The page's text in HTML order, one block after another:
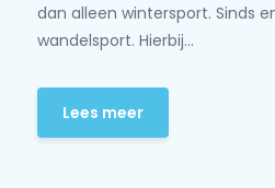
dan alleen wintersport. Sinds
wandelsport. Hierbij...
Lees meer